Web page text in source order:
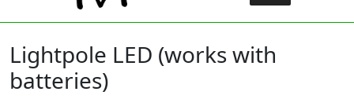
Lightpole LED (works with
batteries)